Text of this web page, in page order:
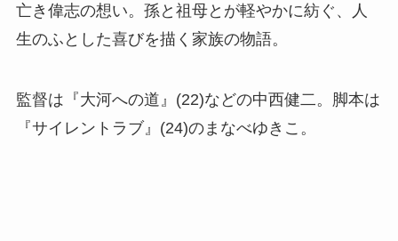
亡き偉志の想い。孫と祖母とが軽やかに紡ぐ、人
生のふとした喜びを描く家族の物語。
監督は『大河への道』(22)などの中西健二。脚本は
『サイレントラブ』(24)のまなべゆきこ。